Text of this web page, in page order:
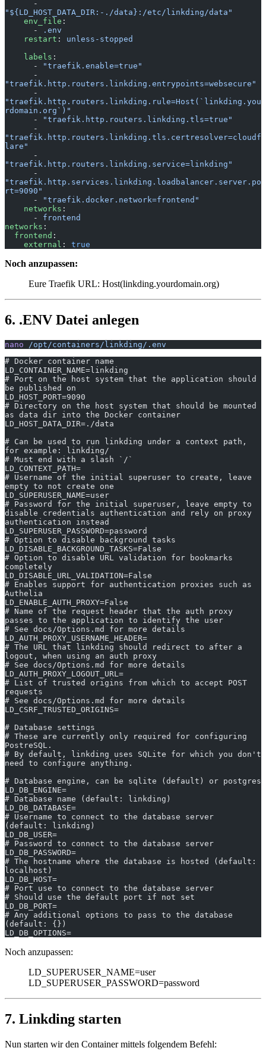
"${LD_HOST_DATA_DIR:-./data}:/etc/linkding/data"
    env_file
:
      -
.env
    restart
: unless-stopped
    labels
:
      -
"traefik.enable=true"
"traefik.http.routers.linkding.entrypoints=websecure"
"traefik.http.routers.linkding.rule=Host(`linkding.you
rdomain.org`)"
      -
"traefik.http.routers.linkding.tls=true"
"traefik.http.routers.linkding.tls.certresolver=cloudf
lare"
"traefik.http.routers.linkding.service=linkding"
"traefik.http.services.linkding.loadbalancer.server.po
rt=9090"
      -
"traefik.docker.network=frontend"
    networks
:
      -
frontend
networks :
  frontend
:
    external
: true
Noch anzupassen:
Eure Traefik URL: Host(linkding.yourdomain.org)
6. .ENV Datei anlegen
nano /opt/containers/linkding/.env
# Docker container name
LD_CONTAINER_NAME=linkding
# Port on the host system that the application should
be published on
LD_HOST_PORT=9090
# Directory on the host system that should be mounted
as data dir into the Docker container
LD_HOST_DATA_DIR=./data
# Can be used to run linkding under a context path,
for example: linkding/
# Must end with a slash `/`
LD_CONTEXT_PATH=
# Username of the initial superuser to create, leave
empty to not create one
LD_SUPERUSER_NAME=user
# Password for the initial superuser, leave empty to
disable credentials authentication and rely on proxy
authentication instead
LD_SUPERUSER_PASSWORD=password
# Option to disable background tasks
LD_DISABLE_BACKGROUND_TASKS=False
# Option to disable URL validation for bookmarks
completely
LD_DISABLE_URL_VALIDATION=False
# Enables support for authentication proxies such as
Authelia
LD_ENABLE_AUTH_PROXY=False
# Name of the request header that the auth proxy
passes to the application to identify the user
# See docs/Options.md for more details
LD_AUTH_PROXY_USERNAME_HEADER=
# The URL that linkding should redirect to after a
logout, when using an auth proxy
# See docs/Options.md for more details
LD_AUTH_PROXY_LOGOUT_URL=
# List of trusted origins from which to accept POST
requests
# See docs/Options.md for more details
LD_CSRF_TRUSTED_ORIGINS=
# Database settings
# These are currently only required for configuring
PostreSQL.
# By default, linkding uses SQLite for which you don't
need to configure anything.
# Database engine, can be sqlite (default) or postgres
LD_DB_ENGINE=
# Database name (default: linkding)
LD_DB_DATABASE=
# Username to connect to the database server
(default: linkding)
LD_DB_USER=
# Password to connect to the database server
LD_DB_PASSWORD=
# The hostname where the database is hosted (default:
localhost)
LD_DB_HOST=
# Port use to connect to the database server
# Should use the default port if not set
LD_DB_PORT=
# Any additional options to pass to the database
(default: {})
LD_DB_OPTIONS=
Noch anzupassen:
LD_SUPERUSER_NAME=user
LD_SUPERUSER_PASSWORD=password
7. Linkding starten
Nun starten wir den Container mittels folgendem Befehl: